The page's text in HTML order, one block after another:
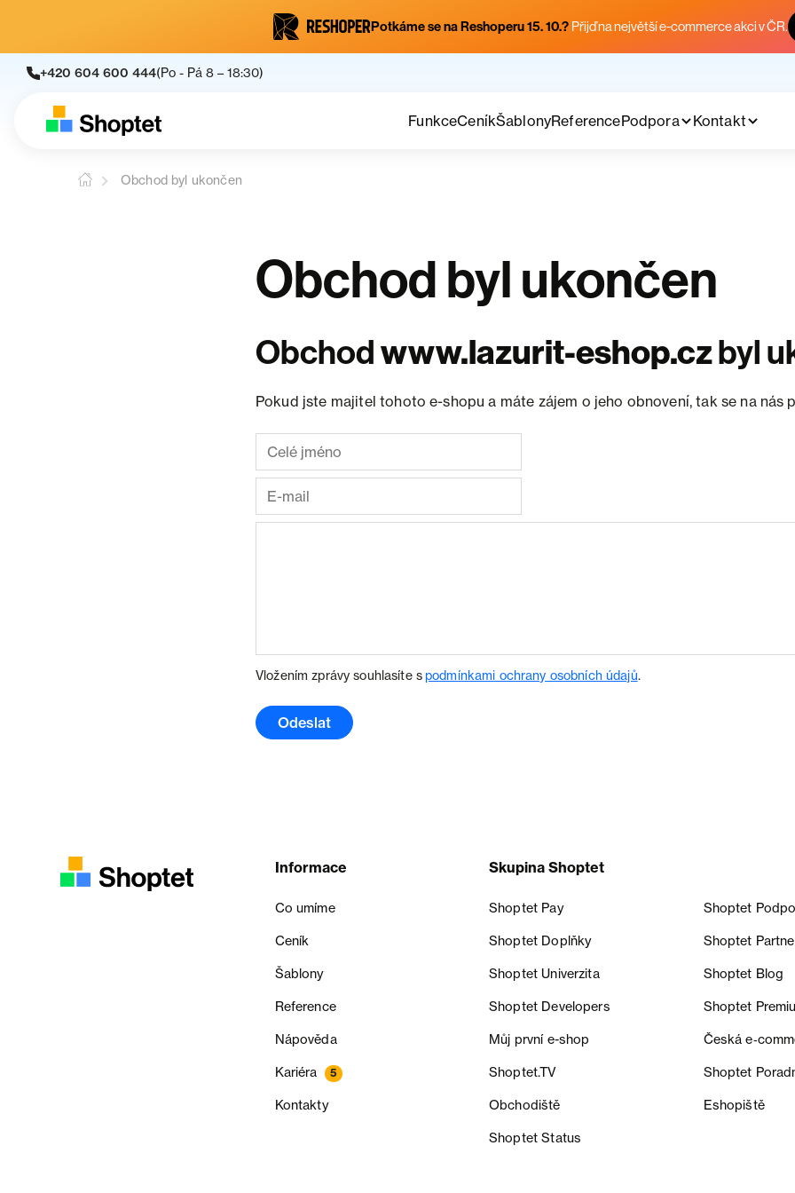
Potkáme se na Reshoperu 15. 10.? Přijď na největší e-commerce akci v ČR.
+420 604 600 444(Po - Pá 8 – 18:30)
FunkceCeníkŠablonyReferencePodpora Kontakt
Obchod byl ukončen
Obchod byl ukončen
Obchodwww.lazurit-eshop.czbyl
Pokud jste majitel tohoto e-shopu a máte zájem o jeho obnovení, tak se na nás
Vložením zprávy souhlasíte spodmínkami ochrany osobních údajů.
Odeslat
Informace
Co umíme
Ceník
Šablony
Reference
Nápověda
Kariéra 5
Kontakty
Skupina Shoptet
Shoptet Pay Shoptet
Shoptet Doplňky Shoptet
Shoptet Univerzita Shoptet Blog
Shoptet Developers Shoptet
Můj první e-shop Česká
Shoptet.TV Shoptet
Obchodiště Eshopiště
Shoptet Status